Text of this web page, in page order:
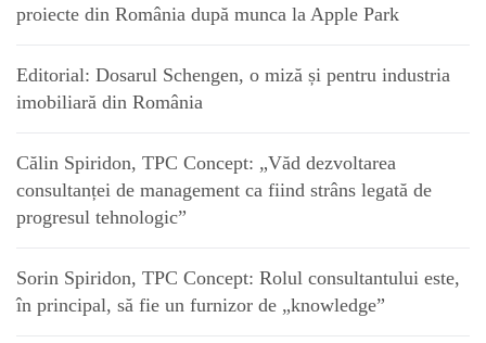
proiecte din România după munca la Apple Park
Editorial: Dosarul Schengen, o miză și pentru industria
imobiliară din România
Călin Spiridon, TPC Concept: „Văd dezvoltarea
consultanței de management ca fiind strâns legată de
progresul tehnologic”
Sorin Spiridon, TPC Concept: Rolul consultantului este,
în principal, să fie un furnizor de „knowledge”